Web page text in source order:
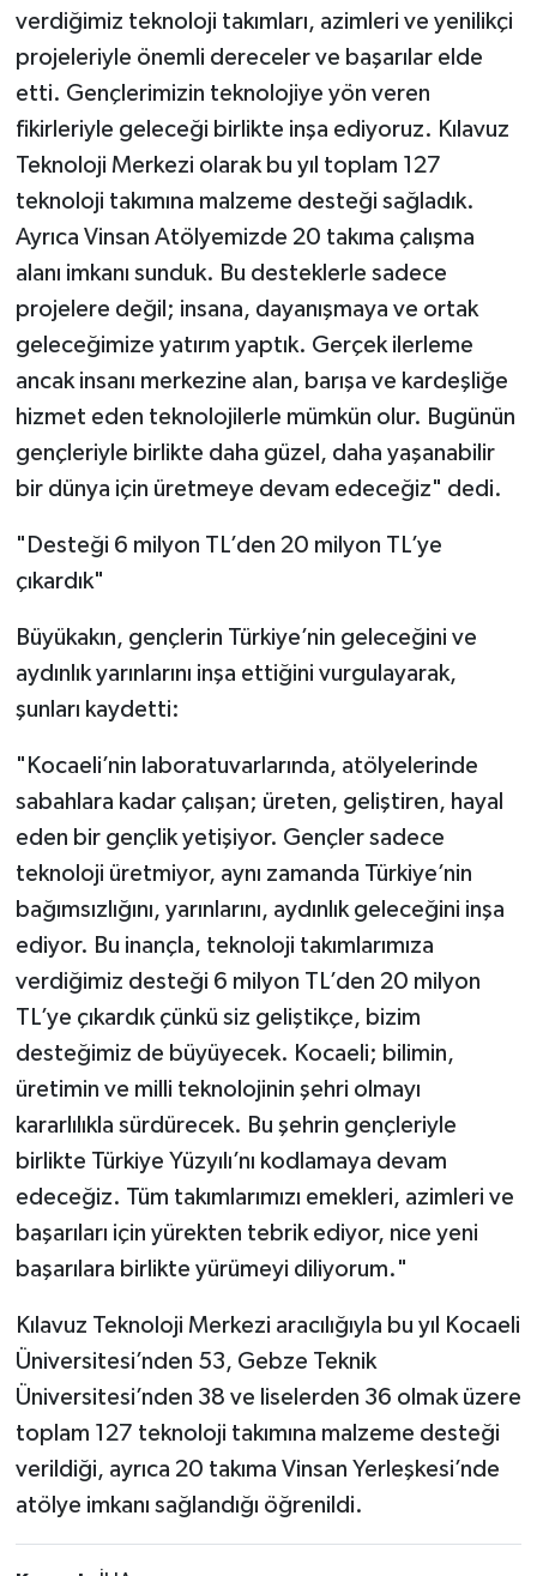
verdiğimiz teknoloji takımları, azimleri ve yenilikçi
projeleriyle önemli dereceler ve başarılar elde
etti. Gençlerimizin teknolojiye yön veren
fikirleriyle geleceği birlikte inşa ediyoruz. Kılavuz
Teknoloji Merkezi olarak bu yıl toplam 127
teknoloji takımına malzeme desteği sağladık.
Ayrıca Vinsan Atölyemizde 20 takıma çalışma
alanı imkanı sunduk. Bu desteklerle sadece
projelere değil; insana, dayanışmaya ve ortak
geleceğimize yatırım yaptık. Gerçek ilerleme
ancak insanı merkezine alan, barışa ve kardeşliğe
hizmet eden teknolojilerle mümkün olur. Bugünün
gençleriyle birlikte daha güzel, daha yaşanabilir
bir dünya için üretmeye devam edeceğiz" dedi.
"Desteği 6 milyon TL’den 20 milyon TL’ye
çıkardık"
Büyükakın, gençlerin Türkiye’nin geleceğini ve
aydınlık yarınlarını inşa ettiğini vurgulayarak,
şunları kaydetti:
"Kocaeli’nin laboratuvarlarında, atölyelerinde
sabahlara kadar çalışan; üreten, geliştiren, hayal
eden bir gençlik yetişiyor. Gençler sadece
teknoloji üretmiyor, aynı zamanda Türkiye’nin
bağımsızlığını, yarınlarını, aydınlık geleceğini inşa
ediyor. Bu inançla, teknoloji takımlarımıza
verdiğimiz desteği 6 milyon TL’den 20 milyon
TL’ye çıkardık çünkü siz geliştikçe, bizim
desteğimiz de büyüyecek. Kocaeli; bilimin,
üretimin ve milli teknolojinin şehri olmayı
kararlılıkla sürdürecek. Bu şehrin gençleriyle
birlikte Türkiye Yüzyılı’nı kodlamaya devam
edeceğiz. Tüm takımlarımızı emekleri, azimleri ve
başarıları için yürekten tebrik ediyor, nice yeni
başarılara birlikte yürümeyi diliyorum."
Kılavuz Teknoloji Merkezi aracılığıyla bu yıl Kocaeli
Üniversitesi’nden 53, Gebze Teknik
Üniversitesi’nden 38 ve liselerden 36 olmak üzere
toplam 127 teknoloji takımına malzeme desteği
verildiği, ayrıca 20 takıma Vinsan Yerleşkesi’nde
atölye imkanı sağlandığı öğrenildi.